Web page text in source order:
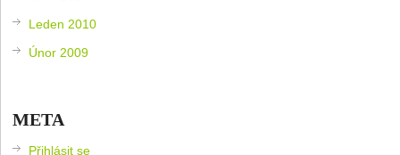
Leden 2010
Únor 2009
META
Přihlásit se